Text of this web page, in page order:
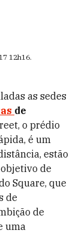
12h16.
as sedes
de
o prédio
é um
estão
de
Square, que
de
de
uma